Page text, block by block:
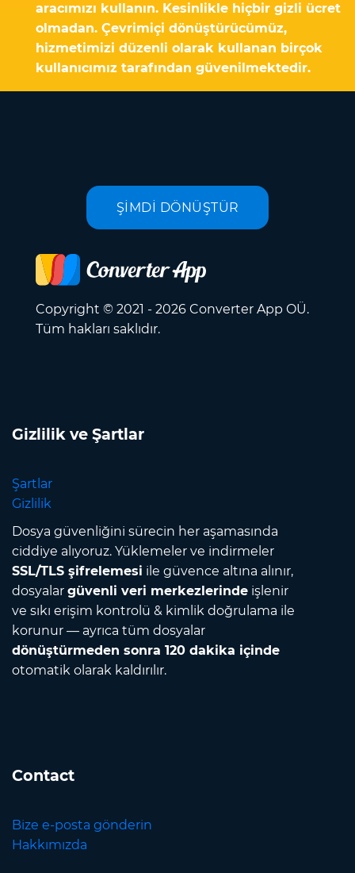
aracımızı kullanın. Kesinlikle hiçbir gizli ücret
olmadan. Çevrimiçi dönüştürücümüz,
hizmetimizi düzenli olarak kullanan birçok
kullanıcımız tarafından güvenilmektedir.
ŞİMDİ DÖNÜŞTÜR
Copyright © 2021 - 2026 Converter App OÜ.
Tüm hakları saklıdır.
Gizlilik ve Şartlar
Şartlar
Gizlilik
Dosya güvenliğini sürecin her aşamasında
ciddiye alıyoruz. Yüklemeler ve indirmeler
SSL/TLS şifrelemesi ile güvence altına alınır,
dosyalar güvenli veri merkezlerinde işlenir
ve sıkı erişim kontrolü & kimlik doğrulama ile
korunur — ayrıca tüm dosyalar
dönüştürmeden sonra 120 dakika içinde
otomatik olarak kaldırılır.
Contact
Bize e-posta gönderin
Hakkımızda